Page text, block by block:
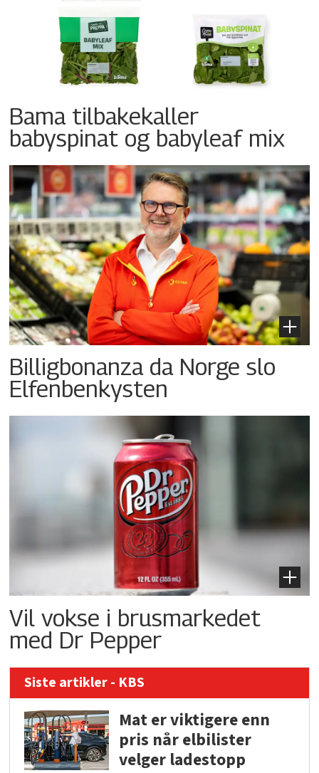
Bama tilbakekaller
babyspinat og babyleaf mix
Billigbonanza da Norge slo
Elfenbenkysten
Vil vokse i brusmarkedet
med Dr Pepper
Siste artikler - KBS
Mat er viktigere enn
pris når elbilister
velger ladestopp